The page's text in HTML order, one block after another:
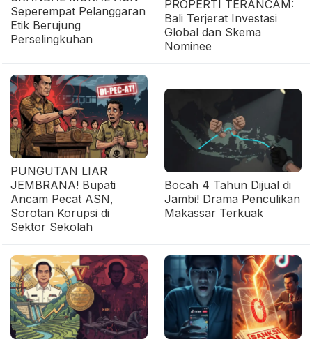
Seperempat Pelanggaran
Etik Berujung
Perselingkuhan
PROPERTI TERANCAM:
Bali Terjerat Investasi
Global dan Skema
Nominee
PUNGUTAN LIAR
JEMBRANA! Bupati
Ancam Pecat ASN,
Sorotan Korupsi di
Sektor Sekolah
Bocah 4 Tahun Dijual di
Jambi! Drama Penculikan
Makassar Terkuak